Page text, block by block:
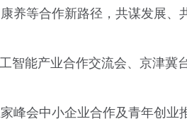
养等合作新路径，共谋发展、
智能产业合作交流会、京津冀
峰会中小企业合作及青年创业